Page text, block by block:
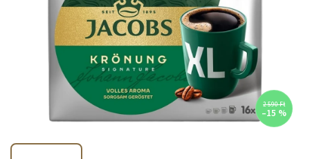
2 590 Ft
–15 %